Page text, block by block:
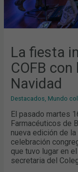
La fiesta
COFB
Navidad
Destacados, Mundo
El pasado martes
Farmacéuticos de
nueva edición de
celebración
que tuvo lugar en
secretaria del